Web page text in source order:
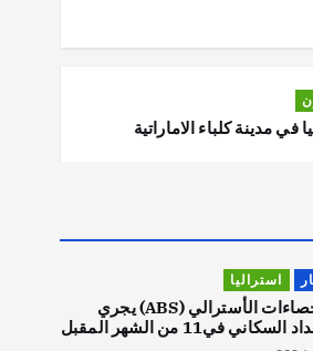
في مدينة كلباء الاماراتية
الأخبار جاليات غير مصنف
نجاح العراقي عمر الشمري الذي
بطلاً لأستراليا بلعبة كمال
30, 2026
استراليا
مكتب الإحصاءات الأسترالي (ABS) يجري
في11 من الشهر المقبل